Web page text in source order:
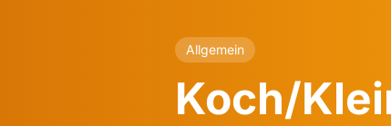
Allgemein
Koch/